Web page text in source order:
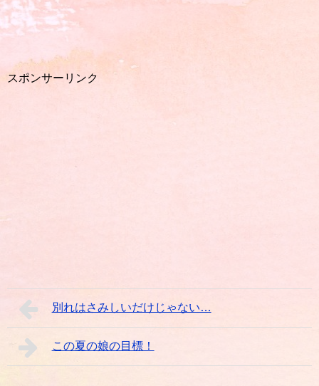
スポンサーリンク
別れはさみしいだけじゃない…
この夏の娘の目標！